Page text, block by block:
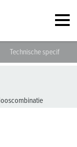
Technische